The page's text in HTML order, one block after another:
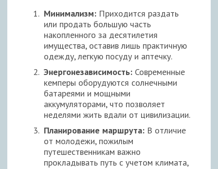
Минимализм: Приходится раздать
или продать большую часть
накопленного за десятилетия
имущества, оставив лишь практичную
одежду, легкую посуду и аптечку.
Энергонезависимость: Современные
кемперы оборудуются солнечными
батареями и мощными
аккумуляторами, что позволяет
неделями жить вдали от цивилизации.
Планирование маршрута: В отличие
от молодежи, пожилым
путешественникам важно
прокладывать путь с учетом климата,